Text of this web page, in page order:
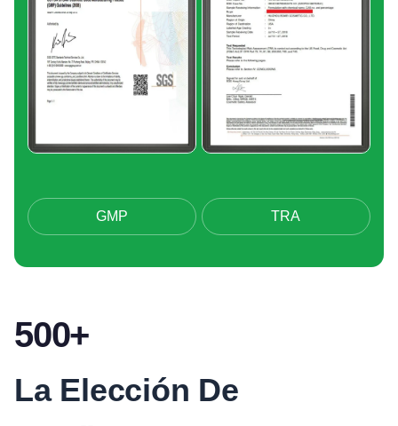
GMP TRA
500+
La Elección De